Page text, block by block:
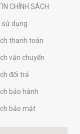
CHÍNH SÁCH
sử dụng
thanh toán
vận chuyển
đổi trả
bảo hành
bảo mật